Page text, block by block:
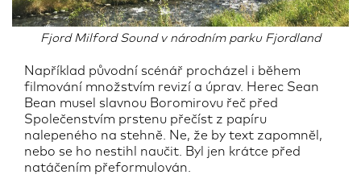
Fjord Milford Sound v národním parku Fjordland
Například původní scénář procházel i během
filmování množstvím revizí a úprav. Herec Sean
Bean musel slavnou Boromirovu řeč před
Společenstvím prstenu přečíst z papíru
nalepeného na stehně. Ne, že by text zapomněl,
nebo se ho nestihl naučit. Byl jen krátce před
natáčením přeformulován.